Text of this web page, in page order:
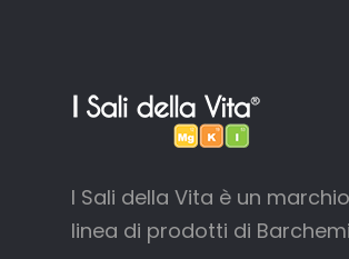
I Sali della Vita è un
linea di prodotti di